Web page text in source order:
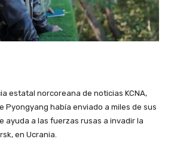
estatal norcoreana de noticias KCNA,
Pyongyang había enviado a miles de sus
ayuda a las fuerzas rusas a invadir la
en Ucrania.